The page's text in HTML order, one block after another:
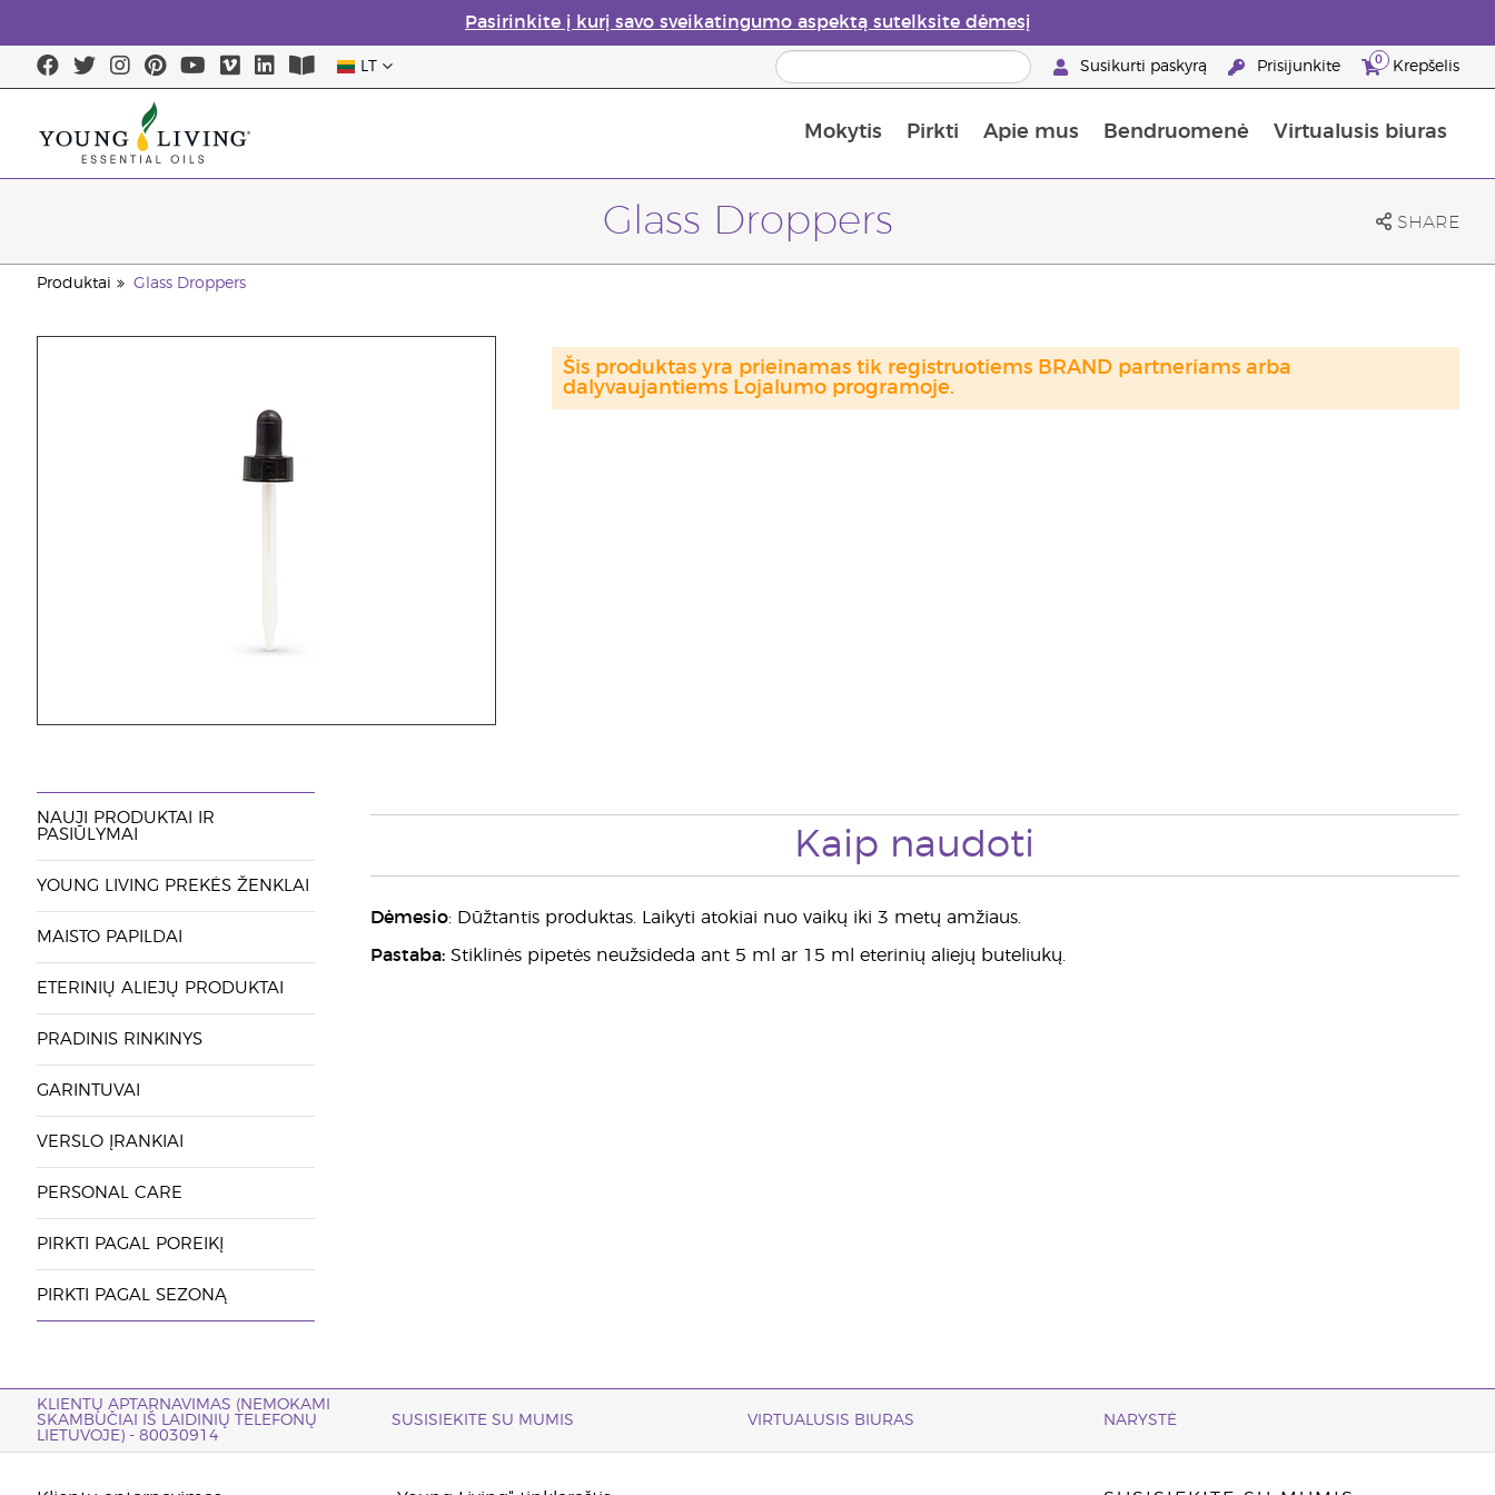
Pasirinkite į kurį savo sveikatingumo aspektą sutelksite dėmesį
LT Susikurti paskyrą Prisijunkite 0 Krepšelis
Mokytis Pirkti Apie mus Bendruomenė Virtualusis biuras
Glass Droppers SHARE
Produktai Glass Droppers
Šis produktas yra prieinamas tik registruotiems BRAND partneriams arba
dalyvaujantiems Lojalumo programoje.
NAUJI PRODUKTAI IR
PASIŪLYMAI
YOUNG LIVING PREKĖS ŽENKLAI
MAISTO PAPILDAI
ETERINIŲ ALIEJŲ PRODUKTAI
PRADINIS RINKINYS
GARINTUVAI
VERSLO ĮRANKIAI
PERSONAL CARE
PIRKTI PAGAL POREIKĮ
PIRKTI PAGAL SEZONĄ
Kaip naudoti
Dėmesio: Dūžtantis produktas. Laikyti atokiai nuo vaikų iki 3 metų amžiaus.
Pastaba: Stiklinės pipetės neužsideda ant 5 ml ar 15 ml eterinių aliejų buteliukų.
KLIENTŲ APTARNAVIMAS (NEMOKAMI
SKAMBUČIAI IŠ LAIDINIŲ TELEFONŲ
LIETUVOJE) - 80030914
SUSISIEKITE SU MUMIS VIRTUALUSIS BIURAS NARYSTĖ